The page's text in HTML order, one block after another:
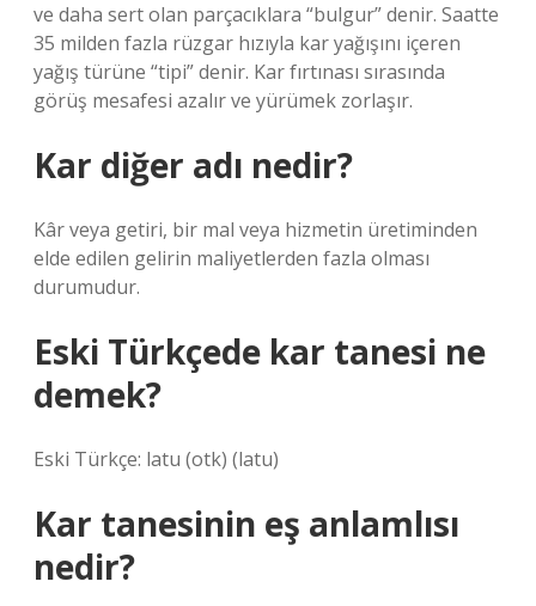
ve daha sert olan parçacıklara “bulgur” denir. Saatte
35 milden fazla rüzgar hızıyla kar yağışını içeren
yağış türüne “tipi” denir. Kar fırtınası sırasında
görüş mesafesi azalır ve yürümek zorlaşır.
Kar diğer adı nedir?
Kâr veya getiri, bir mal veya hizmetin üretiminden
elde edilen gelirin maliyetlerden fazla olması
durumudur.
Eski Türkçede kar tanesi ne
demek?
Eski Türkçe: latu‎ (otk) (latu)
Kar tanesinin eş anlamlısı
nedir?